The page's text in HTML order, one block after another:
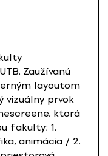
Zaužívanú
layoutom
vizuálny prvok
ktorá
fakulty; 1.
animácia / 2.